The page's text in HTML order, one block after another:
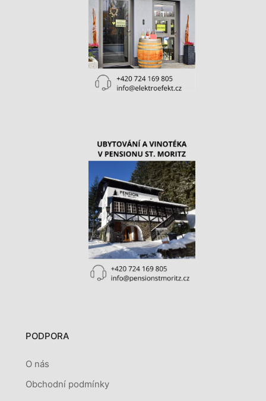
PODPORA
O nás
Obchodní podmínky